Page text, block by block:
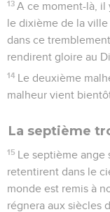
13 A ce moment-là, il
le dixième de la
dans ce
rendirent gloire au
14 Le deuxième
malheur vient
La septième
15 Le septième ange
retentirent dans le
monde est remis à
régnera aux siècles